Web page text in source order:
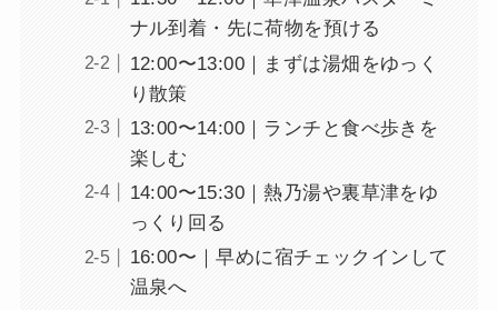
ナル到着・先に荷物を預ける
12:00〜13:00｜まずは湯畑をゆっく
り散策
13:00〜14:00｜ランチと食べ歩きを
楽しむ
14:00〜15:30｜熱乃湯や裏草津をゆ
っくり回る
16:00〜｜早めに宿チェックインして
温泉へ